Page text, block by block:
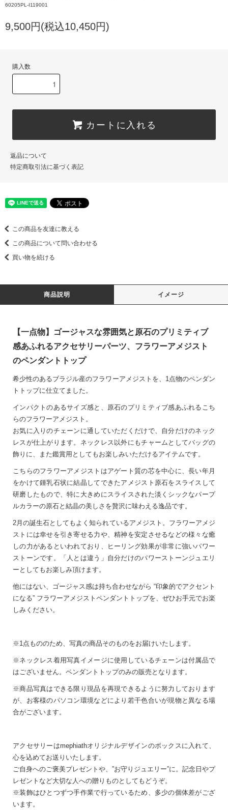
60205PL-I119001
9,500円(税込10,450円)
購入数
カートに入れる
返品について
特定商取引法に基づく表記
この商品を友達に教える
この商品について問い合わせる
買い物を続ける
商品説明 イメージ
【一点物】ゴージャスな雰囲気と原石のプリミティブ
感あふれるアクセサリーパーツ、フラワーアメジスト
のペンダントトップ
希少性のあるブラジル産のフラワーアメジストを、1点物のペンダン
トトップに仕立てました。
インパクトのあるサイズ感と、原石のプリミティブ感あふれるこち
らのフラワーアメジスト。
お気に入りのチェーンに通していただくだけで、自分だけのネック
レスが仕上がります。ネックレス以外にもチャームとしてバッグの
飾りに、また鑑賞用としてもお楽しみいただけるアイテムです。
こちらのフラワーアメジストはアゲート質の芯を中心に、長い年月
をかけて鍾乳石状に結晶してできたアメジスト原石をスライスして
研磨したもので、特に大きめにスライスされた淡くシックなパープ
ルカラーの原石と結晶の美しさを贅沢に味わえる逸品です。
2月の誕生石としてもよく知られているアメジスト。フラワーアメジ
ストには幸せを引き寄せる力や、精神を安定させるなどの様々な癒
しの力があるといわれており、ヒーリング効果が非常に強いパワー
ストーンです。「人とは違う」自分だけのパワーストーンジュエリ
ーとしてもお楽しみ頂けます。
他にはない、ゴージャス感は持ち合わせながら “印象的でアクセント
になる” フラワーアメジストペンダントトップを、ぜひお手元でお楽
しみください。
※1点もののため、写真の商品そのものをお届けいたします。
※ネックレス着用写真イメージに使用しているチェーンは付属品で
はございません。ペンダントトップのみの販売となります。
※商品写真はできる限り現品を再現できるように努力しております
が、お客様のパソコン環境などにより若干色合いが現物と異なる場
合がございます。
アクセサリーはmephiathオリジナルデザインのボックスに入れて、
心を込めてお送りいたします。
ご自身へのご褒美プレゼントや、”お守りジュエリー”に。記念日やプ
レゼントなど大切な人への贈りものとしてもどうぞ。
※装飾はひとつずつ手作業で行っているため、多少の個体差がござ
います。